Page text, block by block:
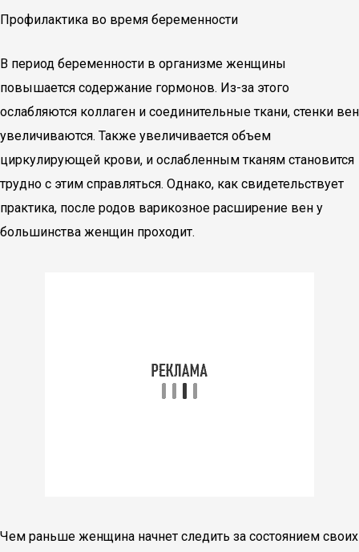
Профилактика во время беременности
В период беременности в организме женщины
повышается содержание гормонов. Из-за этого
ослабляются коллаген и соединительные ткани, стенки вен
увеличиваются. Также увеличивается объем
циркулирующей крови, и ослабленным тканям становится
трудно с этим справляться. Однако, как свидетельствует
практика, после родов варикозное расширение вен у
большинства женщин проходит.
Чем раньше женщина начнет следить за состоянием своих